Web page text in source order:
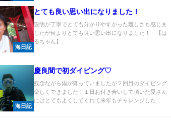
海日記
とても良い思い出になりました！
説明が丁寧でとても分かりやすかった難しさも感じま
したが何よりとても良い思い出になりました！ 【は
るちゃん】...
海日記
慶良間で初ダイビング♡
残念ながら雨が降っていましたが２回目のダイビング
楽しくできました！１日お付き合いして頂いた愛さん
にはとてもよくしてくれて来年もチャレンジした...